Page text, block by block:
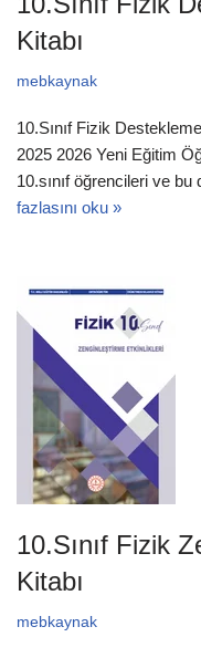
Kitabı
mebkaynak
10.Sınıf Fizik
2025 2026 Yeni Eğitim
10.sınıf öğrencileri ve
fazlasını oku »
10.Sınıf Fizik
Kitabı
mebkaynak